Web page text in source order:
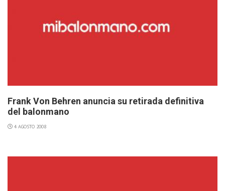
Frank Von Behren anuncia su retirada definitiva
del balonmano
4 AGOSTO 2008